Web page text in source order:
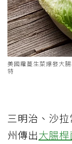
美國蘿蔓生菜爆發大
特
三明治、沙
州傳出大腸桿